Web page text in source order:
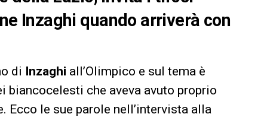
Inzaghi quando arriverà con
di Inzaghi all’Olimpico e sul tema è
biancocelesti che aveva avuto proprio
Ecco le sue parole nell’intervista alla